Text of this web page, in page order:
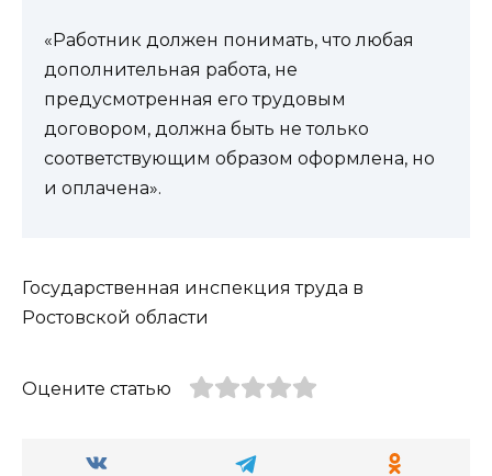
«Работник должен понимать, что любая
дополнительная работа, не
предусмотренная его трудовым
договором, должна быть не только
соответствующим образом оформлена, но
и оплачена».
Государственная инспекция труда в
Ростовской области
Оцените статью